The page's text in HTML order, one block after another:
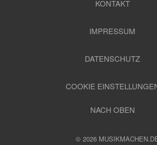
KONTAKT
IMPRESSUM
DATENSCHUTZ
COOKIE
NACH OBEN
© 2026